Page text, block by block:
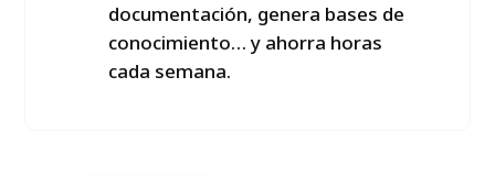
documentación, genera bases de
conocimiento… y ahorra horas
cada semana.